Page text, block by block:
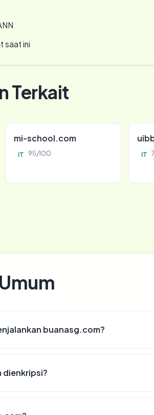
saat ini
Terkait
mi-school.com
IT 95/100 IT
buanasg.com?
dienkripsi?